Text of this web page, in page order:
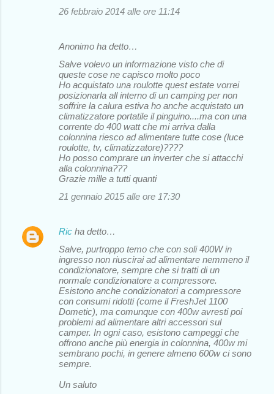
26 febbraio 2014 alle ore 11:14
Anonimo ha detto…
Salve volevo un informazione visto che di
queste cose ne capisco molto poco
Ho acquistato una roulotte quest estate vorrei
posizionarla all interno di un camping per non
soffrire la calura estiva ho anche acquistato un
climatizzatore portatile il pinguino....ma con una
corrente do 400 watt che mi arriva dalla
colonnina riesco ad alimentare tutte cose (luce
roulotte, tv, climatizzatore)????
Ho posso comprare un inverter che si attacchi
alla colonnina???
Grazie mille a tutti quanti
21 gennaio 2015 alle ore 17:30
Ric ha detto…
Salve, purtroppo temo che con soli 400W in
ingresso non riuscirai ad alimentare nemmeno il
condizionatore, sempre che si tratti di un
normale condizionatore a compressore.
Esistono anche condizionatori a compressore
con consumi ridotti (come il FreshJet 1100
Dometic), ma comunque con 400w avresti poi
problemi ad alimentare altri accessori sul
camper. In ogni caso, esistono campeggi che
offrono anche più energia in colonnina, 400w mi
sembrano pochi, in genere almeno 600w ci sono
sempre.
Un saluto